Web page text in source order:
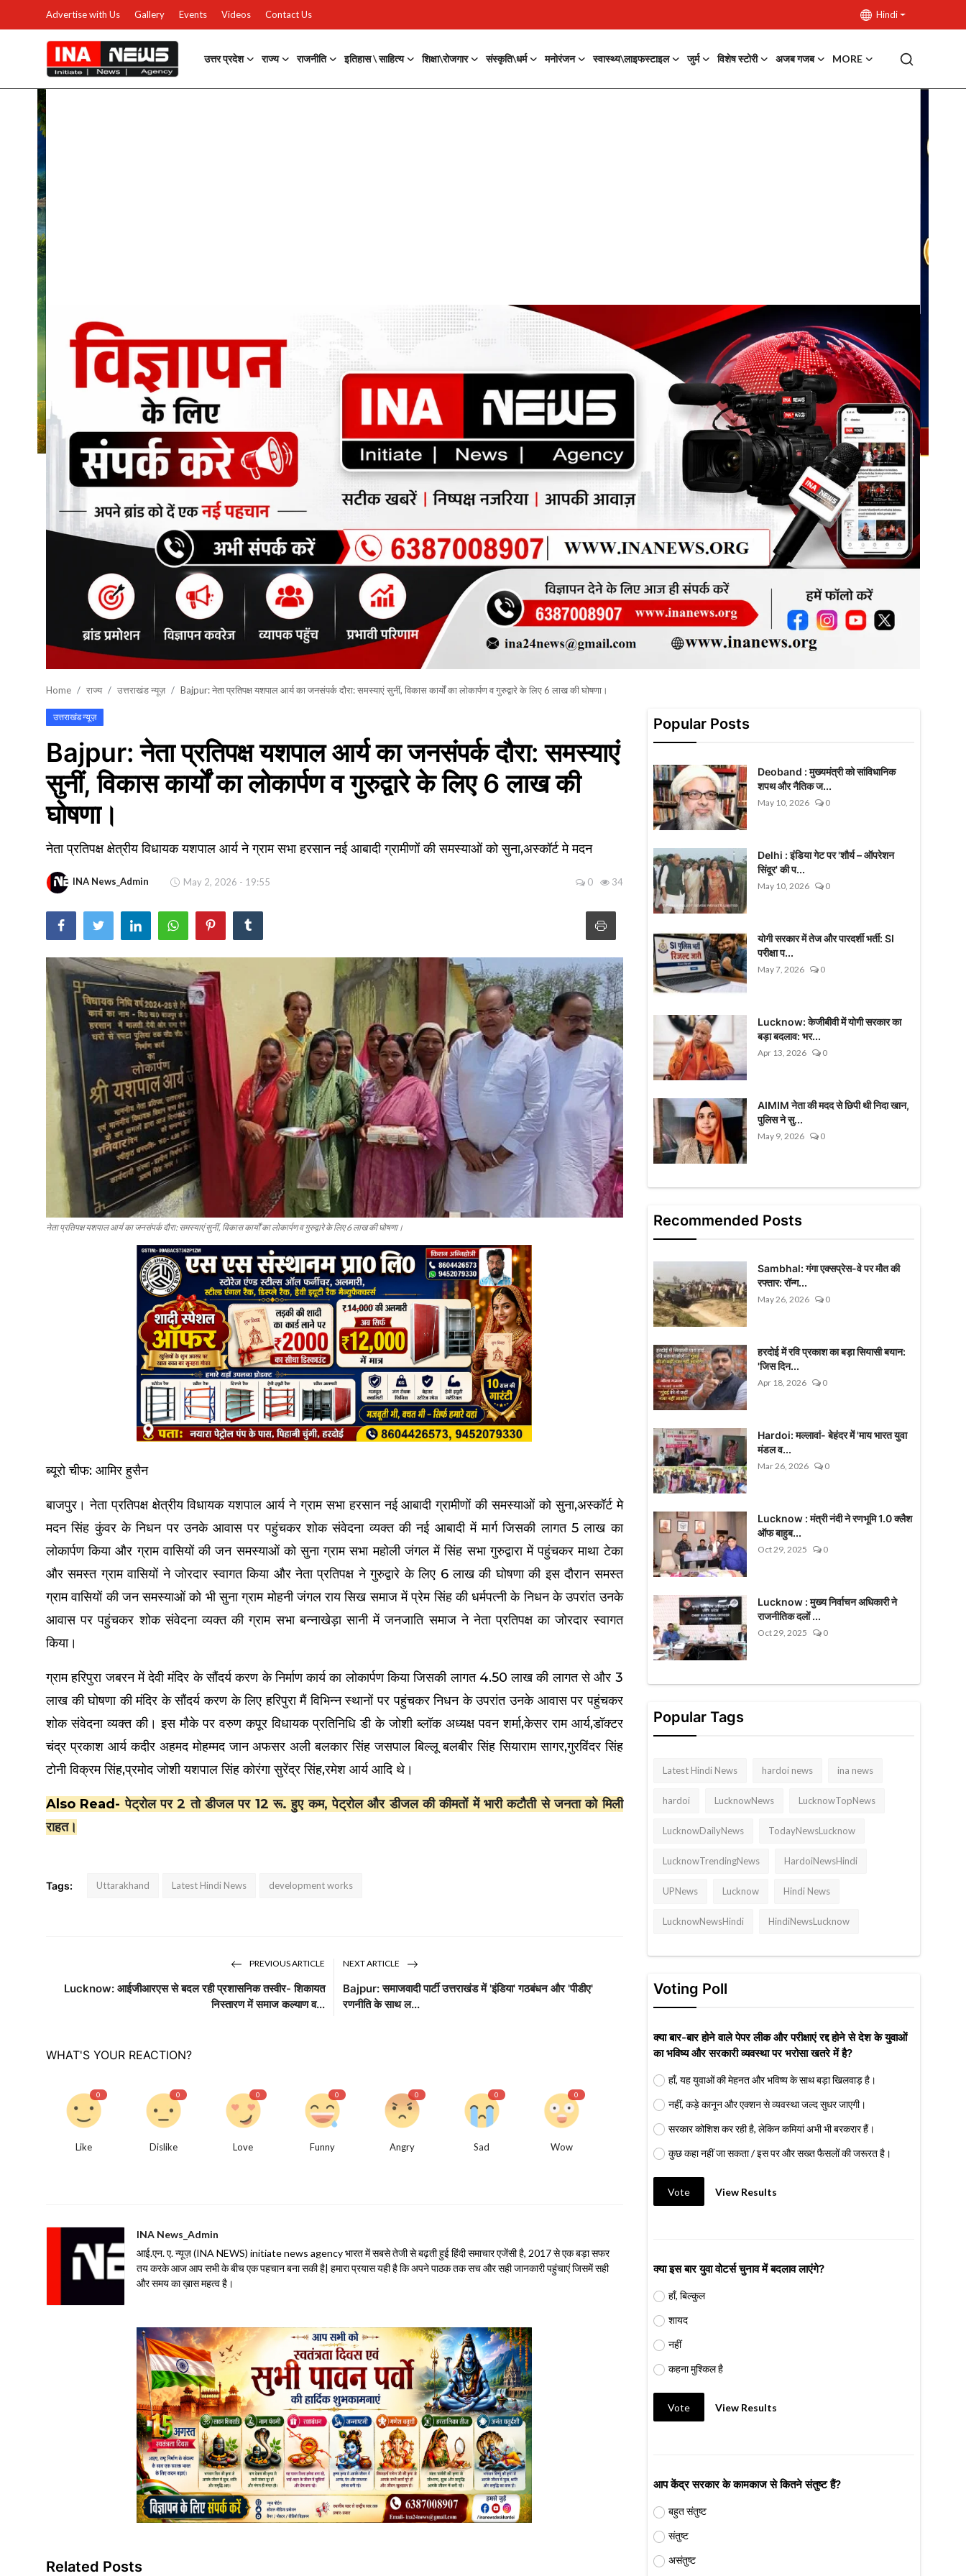
Advertise with Us Gallery Events Videos Contact Us Hindi
उत्तर प्रदेश राज्य राजनीति इतिहास \ साहित्य शिक्षा\रोजगार संस्कृति\धर्म मनोरंजन स्वास्थ्य\लाइफस्टाइल जुर्म विशेष स्टोरी अजब गजब MORE
उत्तर प्रदेश
Advertise with Us
Events
Gallery
राजनीति
Contacts
इतिहास \ साहित्य
शिक्षा\रोजगार
मनोरंजन
स्वास्थ्य\लाइफस्टाइल
अजब गजब
टेक्नोलॉजी / बिजनेस
वायरल न्यूज़
Home राज्य उत्तराखंड न्यूज़ Bajpur: नेता प्रतिपक्ष यशपाल आर्य का जनसंपर्क दौरा: समस्याएं सुनीं, विकास कार्यों का लोकार्पण व गुरुद्वारे के लिए 6 लाख की घोषणा।
उत्तराखंड न्यूज़
Bajpur: नेता प्रतिपक्ष यशपाल आर्य का जनसंपर्क दौरा: समस्याएं
सुनीं, विकास कार्यों का लोकार्पण व गुरुद्वारे के लिए 6 लाख की
घोषणा।
नेता प्रतिपक्ष क्षेत्रीय विधायक यशपाल आर्य ने ग्राम सभा हरसान नई आबादी ग्रामीणों की समस्याओं को सुना,अस्कॉर्ट मे मदन
INA News_Admin May 2, 2026 - 19:55 0 34
नेता प्रतिपक्ष यशपाल आर्य का जनसंपर्क दौरा: समस्याएं सुनीं, विकास कार्यों का लोकार्पण व गुरुद्वारे के लिए 6 लाख की घोषणा।
ब्यूरो चीफ: आमिर हुसैन
बाजपुर। नेता प्रतिपक्ष क्षेत्रीय विधायक यशपाल आर्य ने ग्राम सभा हरसान नई आबादी ग्रामीणों की समस्याओं को सुना,अस्कॉर्ट मे
मदन सिंह कुंवर के निधन पर उनके आवास पर पहुंचकर शोक संवेदना व्यक्त की नई आबादी में मार्ग जिसकी लागत 5 लाख का
लोकार्पण किया और ग्राम वासियों की जन समस्याओं को सुना ग्राम सभा महोली जंगल में सिंह सभा गुरुद्वारा में पहुंचकर माथा टेका
और समस्त ग्राम वासियों ने जोरदार स्वागत किया और नेता प्रतिपक्ष ने गुरुद्वारे के लिए 6 लाख की घोषणा की इस दौरान समस्त
ग्राम वासियों की जन समस्याओं को भी सुना ग्राम मोहनी जंगल राय सिख समाज में प्रेम सिंह की धर्मपत्नी के निधन के उपरांत उनके
आवास पर पहुंचकर शोक संवेदना व्यक्त की ग्राम सभा बन्नाखेड़ा सानी में जनजाति समाज ने नेता प्रतिपक्ष का जोरदार स्वागत
किया।
ग्राम हरिपुरा जबरन में देवी मंदिर के सौंदर्य करण के निर्माण कार्य का लोकार्पण किया जिसकी लागत 4.50 लाख की लागत से और 3
लाख की घोषणा की मंदिर के सौंदर्य करण के लिए हरिपुरा मैं विभिन्न स्थानों पर पहुंचकर निधन के उपरांत उनके आवास पर पहुंचकर
शोक संवेदना व्यक्त की। इस मौके पर वरुण कपूर विधायक प्रतिनिधि डी के जोशी ब्लॉक अध्यक्ष पवन शर्मा,केसर राम आर्य,डॉक्टर
चंद्र प्रकाश आर्य कदीर अहमद मोहम्मद जान अफसर अली बलकार सिंह जसपाल बिल्लू बलबीर सिंह सियाराम सागर,गुरविंदर सिंह
टोनी विक्रम सिंह,प्रमोद जोशी यशपाल सिंह कोरंगा सुरेंद्र सिंह,रमेश आर्य आदि थे।
Also Read-पेट्रोल पर 2 तो डीजल पर 12 रू. हुए कम, पेट्रोल और डीजल की कीमतों में भारी कटौती से जनता को मिली
राहत।
Tags: Uttarakhand Latest Hindi News development works
PREVIOUS ARTICLE
Lucknow: आईजीआरएस से बदल रही प्रशासनिक तस्वीर- शिकायत
निस्तारण में समाज कल्याण व...
NEXT ARTICLE
Bajpur: समाजवादी पार्टी उत्तराखंड में 'इंडिया' गठबंधन और 'पीडीए'
रणनीति के साथ ल...
WHAT'S YOUR REACTION?
0
Like
0
Dislike
0
Love
0
Funny
0
Angry
0
Sad
0
Wow
INA News_Admin
आई.एन. ए. न्यूज़ (INA NEWS) initiate news agency भारत में सबसे तेजी से बढ़ती हुई हिंदी समाचार एजेंसी है, 2017 से एक बड़ा सफर
तय करके आज आप सभी के बीच एक पहचान बना सकी है| हमारा प्रयास यही है कि अपने पाठक तक सच और सही जानकारी पहुंचाएं जिसमें सही
और समय का ख़ास महत्व है।
Related Posts
Popular Posts
Deoband : मुख्यमंत्री को सांविधानिक
शपथ और नैतिक ज...
May 10, 2026 0
Delhi : इंडिया गेट पर 'शौर्य – ऑपरेशन
सिंदूर' की प...
May 10, 2026 0
योगी सरकार में तेज और पारदर्शी भर्ती: SI
परीक्षा प...
May 7, 2026 0
Lucknow: केजीबीवी में योगी सरकार का
बड़ा बदलाव: भर...
Apr 13, 2026 0
AIMIM नेता की मदद से छिपी थी निदा खान,
पुलिस ने सु...
May 9, 2026 0
Recommended Posts
Sambhal: गंगा एक्सप्रेस-वे पर मौत की
रफ्तार: रॉन्ग...
May 26, 2026 0
हरदोई में रवि प्रकाश का बड़ा सियासी बयान:
'जिस दिन...
Apr 18, 2026 0
Hardoi: मल्लावां- बेहंदर में 'माय भारत युवा
मंडल व...
Mar 26, 2026 0
Lucknow : मंत्री नंदी ने रणभूमि 1.0 क्लैश
ऑफ बाहुब...
Oct 29, 2025 0
Lucknow : मुख्य निर्वाचन अधिकारी ने
राजनीतिक दलों ...
Oct 29, 2025 0
Popular Tags
Latest Hindi News hardoi news ina news
hardoi LucknowNews LucknowTopNews
LucknowDailyNews TodayNewsLucknow
LucknowTrendingNews HardoiNewsHindi
UPNews Lucknow Hindi News
LucknowNewsHindi HindiNewsLucknow
Voting Poll
क्या बार-बार होने वाले पेपर लीक और परीक्षाएं रद्द होने से देश के युवाओं
का भविष्य और सरकारी व्यवस्था पर भरोसा खतरे में है?
हाँ, यह युवाओं की मेहनत और भविष्य के साथ बड़ा खिलवाड़ है।
नहीं, कड़े कानून और एक्शन से व्यवस्था जल्द सुधर जाएगी।
सरकार कोशिश कर रही है, लेकिन कमियां अभी भी बरकरार हैं।
कुछ कहा नहीं जा सकता / इस पर और सख्त फैसलों की जरूरत है।
Vote View Results
क्या इस बार युवा वोटर्स चुनाव में बदलाव लाएंगे?
हाँ, बिल्कुल
शायद
नहीं
कहना मुश्किल है
Vote View Results
आप केंद्र सरकार के कामकाज से कितने संतुष्ट हैं?
बहुत संतुष्ट
संतुष्ट
असंतुष्ट